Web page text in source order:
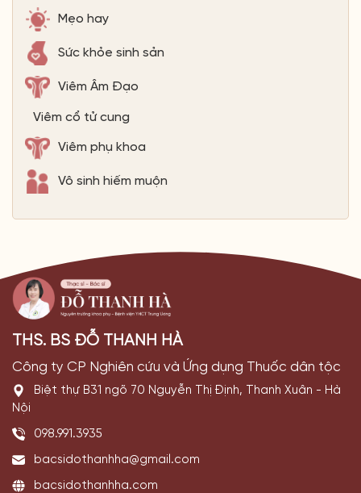
Mẹo hay
Sức khỏe sinh sản
Viêm Âm Đạo
Viêm cổ tử cung
Viêm phụ khoa
Vô sinh hiếm muộn
THS. BS ĐỖ THANH HÀ
Công ty CP Nghiên cứu và Ứng dụng Thuốc dân tộc
Biệt thự B31 ngõ 70 Nguyễn Thị Định, Thanh Xuân - Hà
Nội
098.991.3935
bacsidothanhha@gmail.com
bacsidothanhha.com